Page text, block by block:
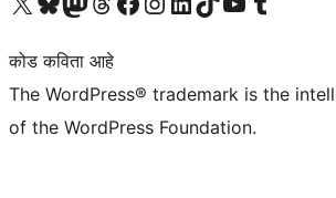
कोड कविता आहे
The WordPress® trademark is the
of the WordPress Foundation.